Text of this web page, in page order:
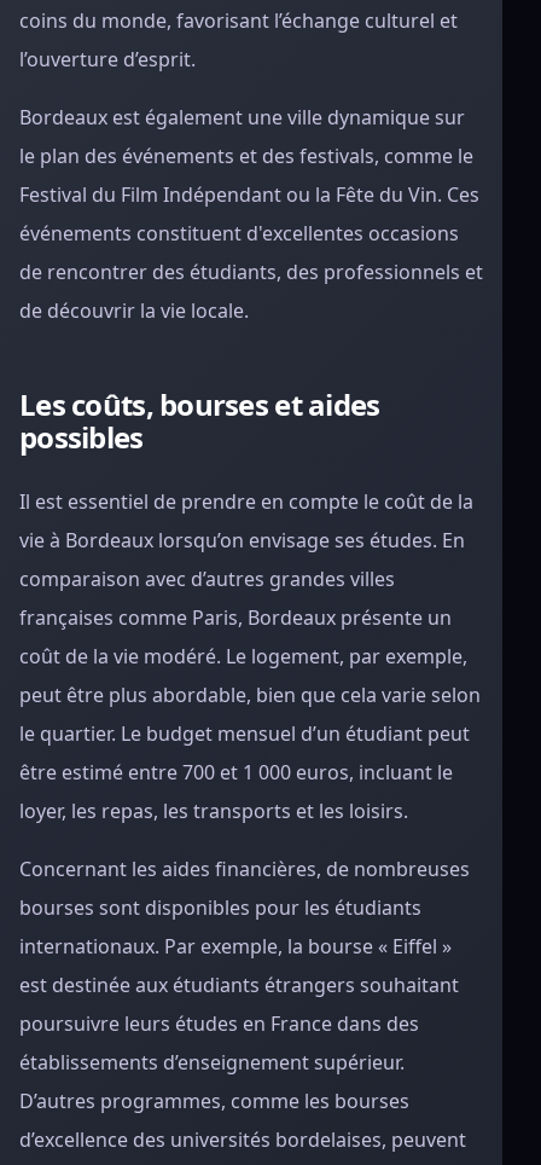
coins du monde, favorisant l’échange culturel et
l’ouverture d’esprit.
Bordeaux est également une ville dynamique sur
le plan des événements et des festivals, comme le
Festival du Film Indépendant ou la Fête du Vin. Ces
événements constituent d'excellentes occasions
de rencontrer des étudiants, des professionnels et
de découvrir la vie locale.
Les coûts, bourses et aides
possibles
Il est essentiel de prendre en compte le coût de la
vie à Bordeaux lorsqu’on envisage ses études. En
comparaison avec d’autres grandes villes
françaises comme Paris, Bordeaux présente un
coût de la vie modéré. Le logement, par exemple,
peut être plus abordable, bien que cela varie selon
le quartier. Le budget mensuel d’un étudiant peut
être estimé entre 700 et 1 000 euros, incluant le
loyer, les repas, les transports et les loisirs.
Concernant les aides financières, de nombreuses
bourses sont disponibles pour les étudiants
internationaux. Par exemple, la bourse « Eiffel »
est destinée aux étudiants étrangers souhaitant
poursuivre leurs études en France dans des
établissements d’enseignement supérieur.
D’autres programmes, comme les bourses
d’excellence des universités bordelaises, peuvent